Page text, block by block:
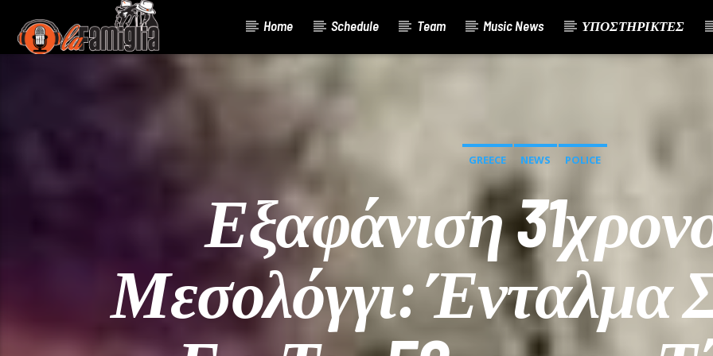
Home Schedule Team Music News ΥΠΟΣΤΗΡΙΚΤΕΣ
GREECE NEWS POLICE
Εξαφάνιση
Μεσολόγγι: Ένταλμα